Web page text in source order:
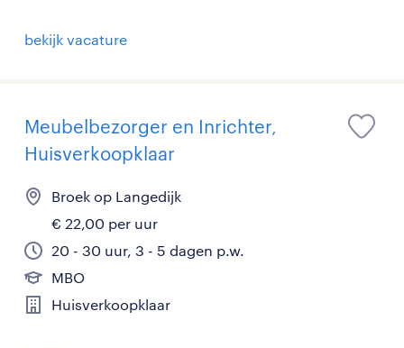
bekijk vacature
Meubelbezorger en Inrichter,
Huisverkoopklaar
Broek op Langedijk
€ 22,00 per uur
20 - 30 uur, 3 - 5 dagen p.w.
MBO
Huisverkoopklaar